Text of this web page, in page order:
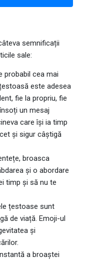
semnificații
sale:
probabil cea mai
este adesea
fie la propriu, fie
un mesaj
care își ia timp
și sigur câștigă
broasca
și o abordare
timp și să nu te
țestoase sunt
de viață. Emoji-ul
și
a broaștei